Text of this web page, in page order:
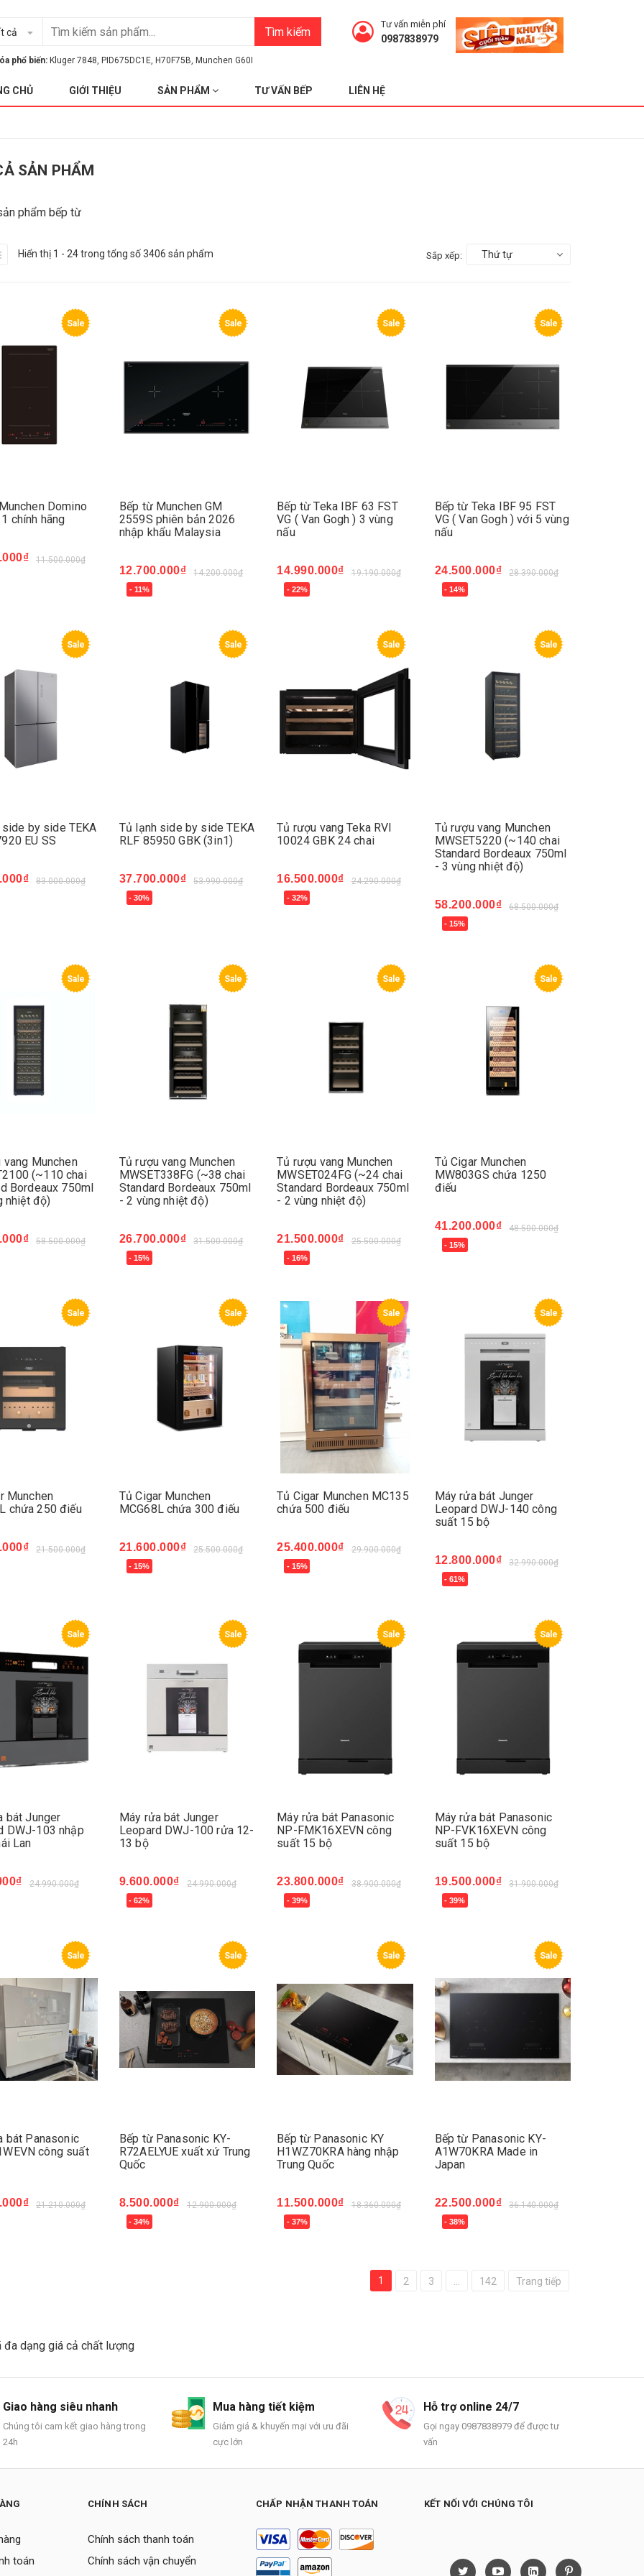
cả Tìm kiếm
phổ biến: Kluger 7848, PID675DC1E, H70F75B, Munchen G60I
Tư vấn miễn phí
0987838979
CHỦ GIỚI THIỆU SẢN PHẨM TƯ VẤN BẾP LIÊN HỆ
SẢN PHẨM
phẩm bếp từ
Hiển thị 1 - 24 trong tổng số 3406 sản phẩm Sắp xếp: Thứ tự
Sale
Domino
chính hãng
11.500.000₫
Sale
Bếp từ Munchen GM
2559S phiên bản 2026
nhập khẩu Malaysia
12.700.000₫ 14.200.000₫
- 11%
Mua ngay
Sale
Bếp từ Teka IBF 63 FST
VG ( Van Gogh ) 3 vùng
nấu
14.990.000₫ 19.190.000₫
- 22%
Mua ngay
Sale
Bếp từ Teka IBF 95 FST
VG ( Van Gogh ) với 5 vùng
nấu
24.500.000₫ 28.390.000₫
- 14%
Mua ngay
Sale
side by side TEKA
EU SS
83.000.000₫
Sale
Tủ lạnh side by side TEKA
RLF 85950 GBK (3in1)
37.700.000₫ 53.990.000₫
- 30%
Mua ngay
Sale
Tủ rượu vang Teka RVI
10024 GBK 24 chai
16.500.000₫ 24.290.000₫
- 32%
Mua ngay
Sale
Tủ rượu vang Munchen
MWSET5220 (~140 chai
Standard Bordeaux 750ml
- 3 vùng nhiệt độ)
58.200.000₫ 68.500.000₫
- 15%
Mua ngay
Sale
vang Munchen
(~110 chai
Bordeaux 750ml
nhiệt độ)
58.500.000₫
Sale
Tủ rượu vang Munchen
MWSET338FG (~38 chai
Standard Bordeaux 750ml
- 2 vùng nhiệt độ)
26.700.000₫ 31.500.000₫
- 15%
Mua ngay
Sale
Tủ rượu vang Munchen
MWSET024FG (~24 chai
Standard Bordeaux 750ml
- 2 vùng nhiệt độ)
21.500.000₫ 25.500.000₫
- 16%
Mua ngay
Sale
Tủ Cigar Munchen
MW803GS chứa 1250
điếu
41.200.000₫ 48.500.000₫
- 15%
Mua ngay
Sale
Munchen
chứa 250 điếu
21.500.000₫
Sale
Tủ Cigar Munchen
MCG68L chứa 300 điếu
21.600.000₫ 25.500.000₫
- 15%
Mua ngay
Sale
Tủ Cigar Munchen MC135
chứa 500 điếu
25.400.000₫ 29.900.000₫
- 15%
Mua ngay
Sale
Máy rửa bát Junger
Leopard DWJ-140 công
suất 15 bộ
12.800.000₫ 32.990.000₫
- 61%
Mua ngay
Sale
bát Junger
DWJ-103 nhập
Lan
24.990.000₫
Sale
Máy rửa bát Junger
Leopard DWJ-100 rửa 12-
13 bộ
9.600.000₫ 24.990.000₫
- 62%
Mua ngay
Sale
Máy rửa bát Panasonic
NP-FMK16XEVN công
suất 15 bộ
23.800.000₫ 38.900.000₫
- 39%
Mua ngay
Sale
Máy rửa bát Panasonic
NP-FVK16XEVN công
suất 15 bộ
19.500.000₫ 31.900.000₫
- 39%
Mua ngay
Sale
bát Panasonic
công suất
21.210.000₫
Sale
Bếp từ Panasonic KY-
R72AELYUE xuất xứ Trung
Quốc
8.500.000₫ 12.900.000₫
- 34%
Mua ngay
Sale
Bếp từ Panasonic KY
H1WZ70KRA hàng nhập
Trung Quốc
11.500.000₫ 18.360.000₫
- 37%
Mua ngay
Sale
Bếp từ Panasonic KY-
A1W70KRA Made in
Japan
22.500.000₫ 36.140.000₫
- 38%
Mua ngay
1 2 3 142 Trang tiếp
đa dạng giá cả chất lượng
Giao hàng siêu nhanh
Chúng tôi cam kết giao hàng trong
24h
Mua hàng tiết kiệm
Giảm giá & khuyến mại với ưu đãi
cực lớn
Hỗ trợ online 24/7
Gọi ngay 0987838979 để được tư
vấn
toán
CHÍNH SÁCH
Chính sách thanh toán
Chính sách vận chuyển
CHẤP NHẬN THANH TOÁN KẾT NỐI VỚI CHÚNG TÔI